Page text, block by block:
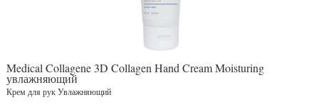
Medical Collagene 3D Collagen Hand Cream Moisturing
увлажняющий
Крем для рук Увлажняющий